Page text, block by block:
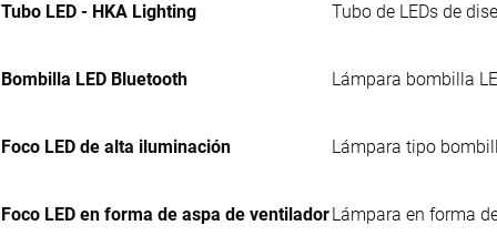
Tubo LED - HKA Lighting Tubo de LEDs de
Bombilla LED Bluetooth Lámpara bombilla
Foco LED de alta iluminación Lámpara tipo
Foco LED en forma de aspa de ventilador Lámpara en forma